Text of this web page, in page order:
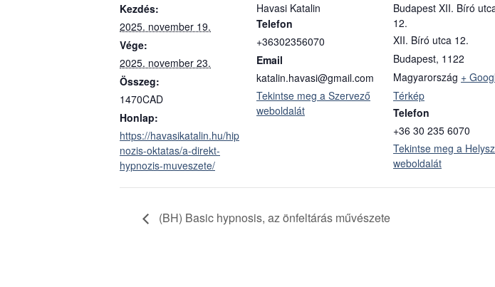
Kezdés:
2025. november 19.
Vége:
2025. november 23.
Összeg:
1470CAD
Honlap:
https://havasikatalin.hu/hip
nozis-oktatas/a-direkt-
hypnozis-muveszete/
Havasi Katalin
Telefon
+36302356070
Email
katalin.havasi@gmail.com
Tekintse meg a Szervező
weboldalát
Budapest XII. Bíró
12.
XII. Bíró utca 12.
Budapest, 1122
Magyarország +
Térkép
Telefon
+36 30 235 6070
Tekintse meg a
weboldalát
(BH) Basic hypnosis, az önfeltárás művészete